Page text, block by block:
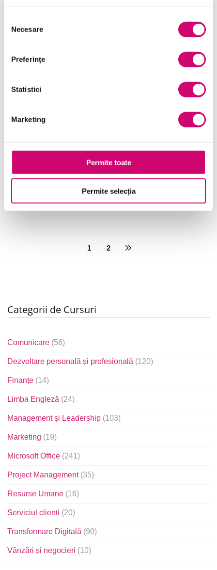
consimțământului
Necesare
Preferinţe
Statistici
Marketing
Permite toate
Permite selecția
Categorii de Cursuri
Comunicare (56)
Dezvoltare personală și profesională (120)
Finanțe (14)
Limba Engleză (24)
Management și Leadership (103)
Marketing (19)
Microsoft Office (241)
Project Management (35)
Resurse Umane (16)
Serviciul clienți (20)
Transformare Digitală (90)
Vânzări și negocieri (10)
23 minute Toate Nivelele
Vezi Detalii
1 2